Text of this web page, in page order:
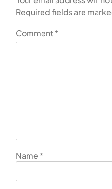
Required fields are
Comment*
Name *